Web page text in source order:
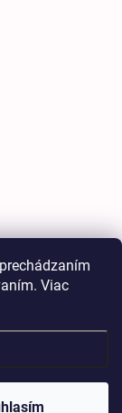
Viac
Upraviť nastavenie